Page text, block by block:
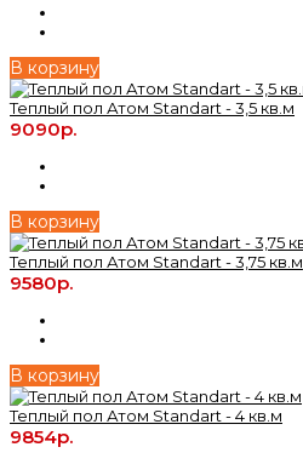
В корзину
Теплый пол Атом Standart - 3,5 кв.м
9090р.
В корзину
Теплый пол Атом Standart - 3,75 кв.м
9580р.
В корзину
Теплый пол Атом Standart - 4 кв.м
9854р.